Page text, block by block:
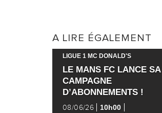
A LIRE ÉGALEMENT
LIGUE 1 MC DONALD'S
LE MANS FC LANCE SA
CAMPAGNE
D’ABONNEMENTS !
08/06/26 10h00